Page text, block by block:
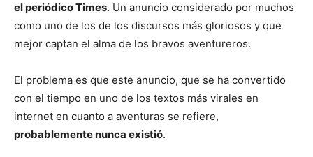
el periódico Times. Un anuncio considerado por muchos
como uno de los de los discursos más gloriosos y que
mejor captan el alma de los bravos aventureros.
El problema es que este anuncio, que se ha convertido
con el tiempo en uno de los textos más virales en
internet en cuanto a aventuras se refiere,
probablemente nunca existió.